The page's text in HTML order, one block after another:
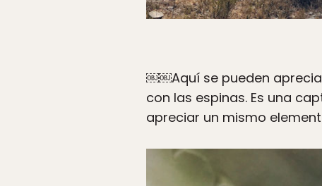
￼￼Aquí se pueden
con las espinas. Es una
apreciar un mismo